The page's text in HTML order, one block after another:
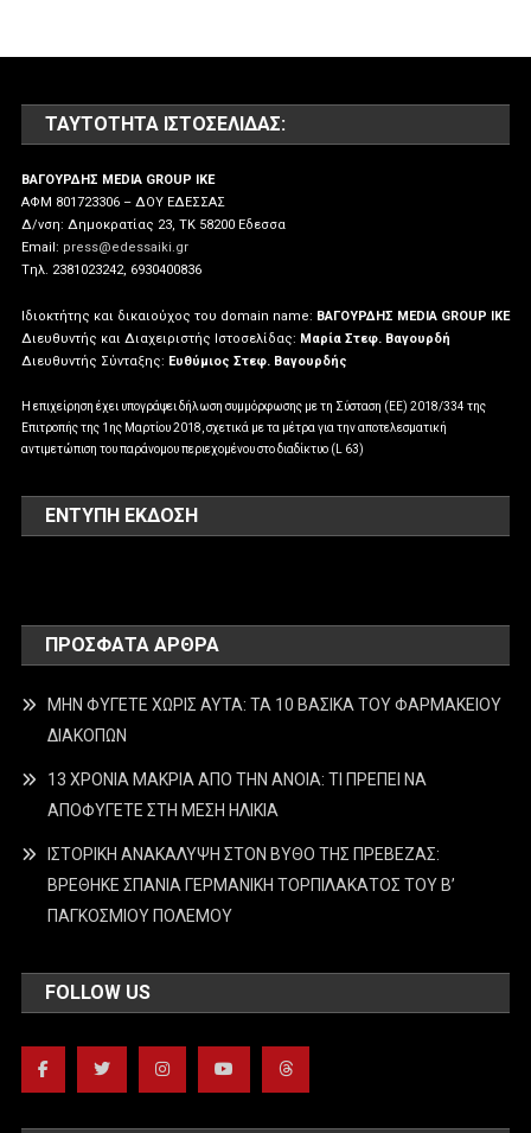
ΤΑΥΤΌΤΗΤΑ ΙΣΤΟΣΕΛΊΔΑΣ:
ΒΑΓΟΥΡΔΗΣ MEDIA GROUP IKE
ΑΦΜ 801723306 – ΔΟΥ ΕΔΕΣΣΑΣ
Δ/νση: Δημοκρατίας 23, ΤΚ 58200 Εδεσσα
Email: press@edessaiki.gr
Tηλ. 2381023242, 6930400836
Ιδιοκτήτης και δικαιούχος του domain name: ΒΑΓΟΥΡΔΗΣ MEDIA GROUP IKE
Διευθυντής και Διαχειριστής Ιστοσελίδας: Μαρία Στεφ. Βαγουρδή
Διευθυντής Σύνταξης: Ευθύμιος Στεφ. Βαγουρδής
Η επιχείρηση έχει υπογράψει δήλωση συμμόρφωσης με τη Σύσταση (ΕΕ) 2018/334 της
Επιτροπής της 1ης Μαρτίου 2018, σχετικά με τα μέτρα για την αποτελεσματική
αντιμετώπιση του παράνομου περιεχομένου στο διαδίκτυο (L 63)
ΕΝΤΥΠΗ ΕΚΔΟΣΗ
ΠΡΌΣΦΑΤΑ ΆΡΘΡΑ
ΜΗΝ ΦΥΓΕΤΕ ΧΩΡΙΣ ΑΥΤΑ: ΤΑ 10 ΒΑΣΙΚΑ ΤΟΥ ΦΑΡΜΑΚΕΙΟΥ
ΔΙΑΚΟΠΩΝ
13 ΧΡΟΝΙΑ ΜΑΚΡΙΑ ΑΠΟ ΤΗΝ ΑΝΟΙΑ: ΤΙ ΠΡΕΠΕΙ ΝΑ
ΑΠΟΦΥΓΕΤΕ ΣΤΗ ΜΕΣΗ ΗΛΙΚΙΑ
ΙΣΤΟΡΙΚΗ ΑΝΑΚΑΛΥΨΗ ΣΤΟΝ ΒΥΘΟ ΤΗΣ ΠΡΕΒΕΖΑΣ:
ΒΡΕΘΗΚΕ ΣΠΑΝΙΑ ΓΕΡΜΑΝΙΚΗ ΤΟΡΠΙΛΑΚΑΤΟΣ ΤΟΥ Β’
ΠΑΓΚΟΣΜΙΟΥ ΠΟΛΕΜΟΥ
FOLLOW US